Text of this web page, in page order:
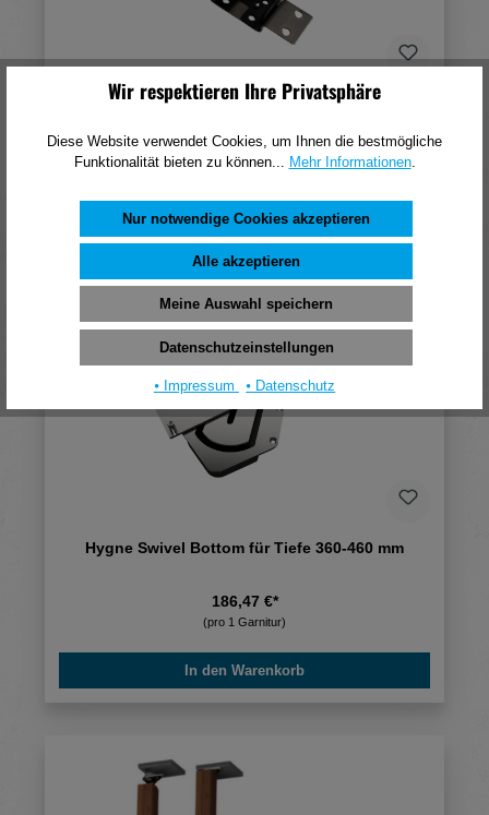
Hynge Klapp-Scharnier für Stützfuss
46,02 €*
In den Warenkorb
Hygne Swivel Bottom für Tiefe 360-460 mm
186,47 €*
(pro 1 Garnitur)
In den Warenkorb
Wir respektieren Ihre Privatsphäre
Diese Website verwendet Cookies, um Ihnen die bestmögliche
Funktionalität bieten zu können...
Mehr Informationen.
Nur notwendige Cookies akzeptieren
Alle akzeptieren
Meine Auswahl speichern
Datenschutzeinstellungen
⦁ Impressum ⦁ Datenschutz